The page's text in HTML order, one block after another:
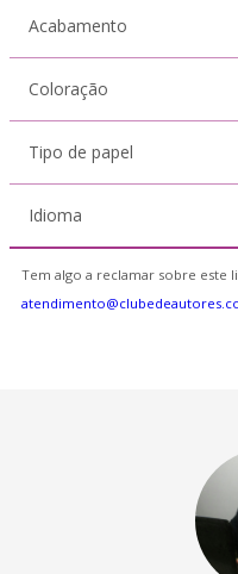
Acabamento
Coloração
Tipo de papel
Idioma
Tem algo a reclamar sobre este